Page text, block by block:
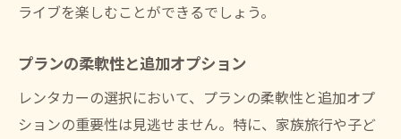
ライブを楽しむことができるでしょう。
プランの柔軟性と追加オプション
レンタカーの選択において、プランの柔軟性と追加オプ
ションの重要性は見逃せません。特に、家族旅行や子ど